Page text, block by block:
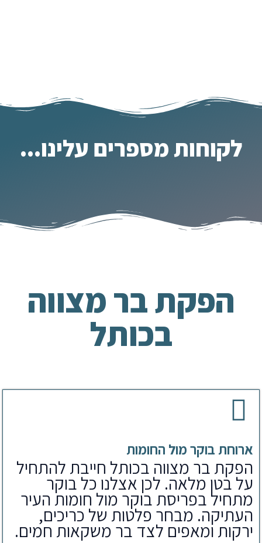
לקוחות מספרים עלינו...
הפקת בר מצווה
בכותל
ארוחת בוקר מול החומות
הפקת בר מצווה בכותל חייבת להתחיל
על בטן מלאה. לכן אצלנו כל בוקר
מתחיל בפריסת בוקר מול חומות העיר
העתיקה. מבחר פלטות של כריכים,
ירקות ומאפים לצד בר משקאות חמים.